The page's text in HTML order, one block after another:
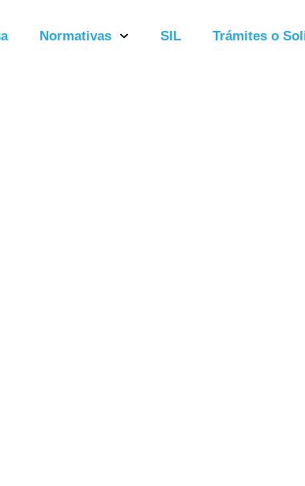
Normativas SIL Trámites o